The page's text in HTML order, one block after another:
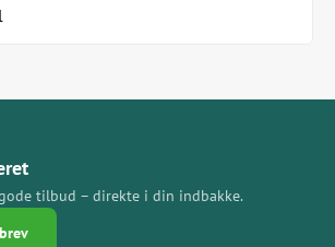
tilbud – direkte i din indbakke.